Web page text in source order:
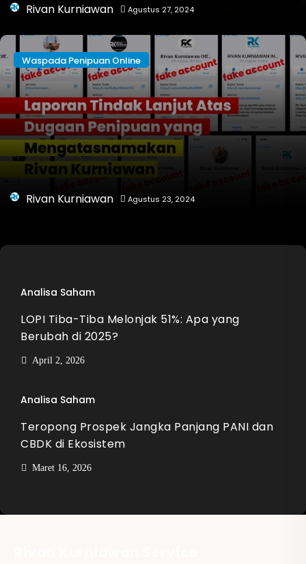
Rivan Kurniawan Agustus 27, 2024
Waspada Penipuan Online
Rivan Kurniawan Agustus 23, 2024
Analisa Saham
LOPI Tiba-Tiba Melonjak 51%: Apa yang
Berubah di 2025?
April 2, 2026
Analisa Saham
Teropong Prospek Jangka Panjang PANI dan
CBDK di Ekosistem
Maret 16, 2026